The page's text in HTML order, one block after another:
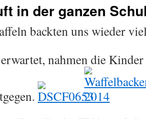
in der ganzen
backten uns wieder
nahmen die